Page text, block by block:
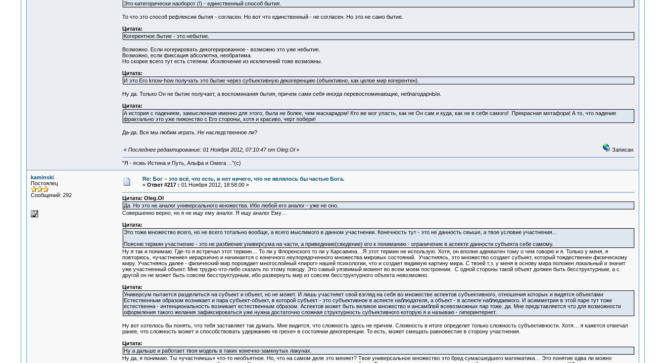
Это категорически наоборот (!) - единственный способ бытия.
То что это способ рефлексии бытия - согласен. Но вот что единственный - не согласен. Но это не само бытие.
Цитата:
Когерентное бытие - это небытие.
Возможно. Если когерировать декогерированное - возможно это уже небытие.
Возможно, если фиксация абсолютна, необратима.
Но скорее всего тут есть степени. Исключение из исключений тоже возможны.
Цитата:
И это Его know-how получать это бытие через субъективную декогеренцию (объективно, как целое мир когерентен).
Ну да. Только Он не бытие получает, а воспоминания бытия, причем сами себя иногда перевоспоминающие, неблагодарнЫи.
Цитата:
А история с падением, замысленная именно для этого, была не более, чем маскарадом! Кто же мог упасть, как не Он сам и куда, как не в себя самого! Прекрасная метафора! А то, что падение
фрактально это уже пижонство с Его стороны, хотя и красиво, черт побери!
Да-да. Все мы любим играть. Не наследственное ли?
« Последнее редактирование: 01 Ноября 2012, 07:10:47 от Oleg.Ol» Записан
"Я - есмь Истина и Путь, Альфа и Омега ..."(с)
kaminski
Постоялец
Сообщений: 292
Re: Бог – это всё, что есть, и нет ничего, что не являлось бы частью Бога.
« Ответ #217 : 01 Ноября 2012, 18:58:00 »
Цитата: Oleg.Ol
Да. Но это не аналог универсального множества. Ибо любой его аналог - уже не оно.
Совершенно верно, но я не ищу ему аналог. Я ищу аналог Ему…
Цитата:
Это тоже множество всего, но не всего тотально вообще, а всего мыслимого в данном участнении. Конечность тут - это не данность свыше, а твое условие участнения...
Поясню термин участнение - это не разбиение универсума на части, а приведение(сведение) его к пониманию - ограничение в аспекте данности субъекта себе самому.
Ну я так и понимаю. Где-то я встречал этот термин… То ли у Флоренского то ли у Карсавина…Я этот термин не использую. Хотя, он вполне адекватен тому о чем говорю и я. Только у меня, я
повторюсь, «участнение» иерархично и начинается с конечного неупорядоченного множества мировых состояний. Участняясь, это множество создает субъект, который тождественен физическому
миру. Участняясь далее - физический мир порождает многослойный «пирог» нашей психологии, что и создает видимую картину мира. С твоей т.з. у меня в основу мира положен локальный и значит
уже участненный объект. Мне трудно что-либо сказать по этому поводу. Это самый уязвимый момент во всем моем построении. С одной стороны такой объект должен быть бесструктурным, а с
другой он не может быть совсем бесструктурным, ибо развернуть мир из совсем бесструктурного объекта невозможно.
Цитата:
Универсум пытается разделиться на субъект и объект, но не может. И лишь участняет свой взгляд на себя во множестве аспектов субъективного, отношения которых и видятся объектами
Естественным образом возникает и пара субъект-объект, в которой субъект - это субъективное в аспекте наблюдателя, а объект - в аспекте наблюдаемого. И асимметрия в этой паре тут тоже
естественна - интенциональность возникает естественным образом. Аспектов может быть великое множество и ансамблей всевозможных пар тоже. да. Мне представляется что для возможности
оформления такого желания зафиксироваться уже нужна достаточно сложная структурность субъективного которую я и называю - гиперинтернет.
Ну вот хотелось бы понять, что тебя заставляет так думать. Мне видится, что сложность здесь не причем. Сложность в итоге определит только сложность субъективности. Хотя… я кажется отмечал
ранее, что сложность может и способствовать удержанию «в грехе» в состоянии декогеренции. То есть, может смещать равновестие в сторону участнения.
Цитата:
Ну а дальше и работает твоя модель в таких конечно-замкнутых лакунах.
Ну да, я понимаю. Ты «участняешь» что-то необъятное. Но, что на самом деле это меняет? Твое универсальное множество это бред сумасшедшего математика… Это понятие едва ли можно